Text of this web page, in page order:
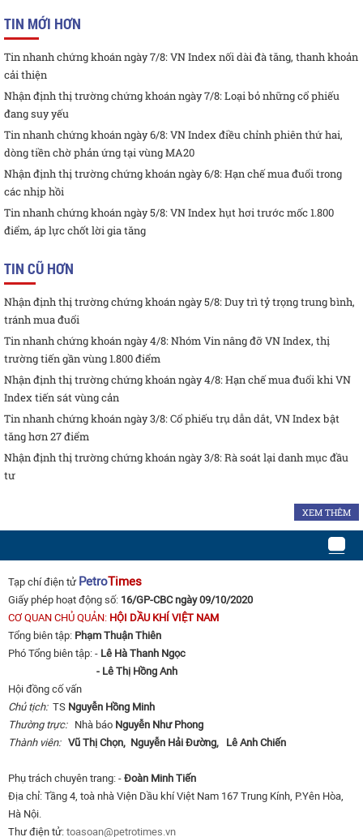
TIN MỚI HƠN
Tin nhanh chứng khoán ngày 7/8: VN Index nối dài đà tăng, thanh khoản
cải thiện
Nhận định thị trường chứng khoán ngày 7/8: Loại bỏ những cổ phiếu
đang suy yếu
Tin nhanh chứng khoán ngày 6/8: VN Index điều chỉnh phiên thứ hai,
dòng tiền chờ phản ứng tại vùng MA20
Nhận định thị trường chứng khoán ngày 6/8: Hạn chế mua đuổi trong
các nhịp hồi
Tin nhanh chứng khoán ngày 5/8: VN Index hụt hơi trước mốc 1.800
điểm, áp lực chốt lời gia tăng
TIN CŨ HƠN
Nhận định thị trường chứng khoán ngày 5/8: Duy trì tỷ trọng trung bình,
tránh mua đuổi
Tin nhanh chứng khoán ngày 4/8: Nhóm Vin nâng đỡ VN Index, thị
trường tiến gần vùng 1.800 điểm
Nhận định thị trường chứng khoán ngày 4/8: Hạn chế mua đuổi khi VN
Index tiến sát vùng cản
Tin nhanh chứng khoán ngày 3/8: Cổ phiếu trụ dẫn dắt, VN Index bật
tăng hơn 27 điểm
Nhận định thị trường chứng khoán ngày 3/8: Rà soát lại danh mục đầu
tư
XEM THÊM
Tạp chí điện tử PetroTimes
Giấy phép hoạt động số: 16/GP-CBC ngày 09/10/2020
CƠ QUAN CHỦ QUẢN: HỘI DẦU KHÍ VIỆT NAM
Tổng biên tập: Phạm Thuận Thiên
Phó Tổng biên tập: - Lê Hà Thanh Ngọc
- Lê Thị Hồng Anh
Hội đồng cố vấn
Chủ tịch:TS Nguyễn Hồng Minh
Thường trực: Nhà báo Nguyễn Như Phong
Thành viên: Vũ Thị Chọn, Nguyễn Hải Đường, Lê Anh Chiến
Phụ trách chuyên trang: - Đoàn Minh Tiến
Địa chỉ: Tầng 4, toà nhà Viện Dầu khí Việt Nam 167 Trung Kính, P.Yên Hòa,
Hà Nội.
Thư điện tử: toasoan@petrotimes.vn